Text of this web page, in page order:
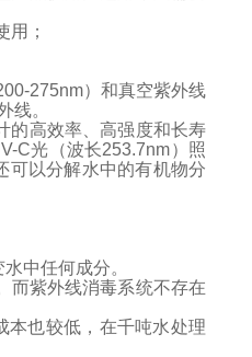
用；
275nm） 和真空紫外线
线。
的高效率、高强度和长寿
C光（波长253.7nm）照
可以分解水中的有机物分
中任何成分。
而紫外线消毒系统不存在
本也较低，在千吨水处理